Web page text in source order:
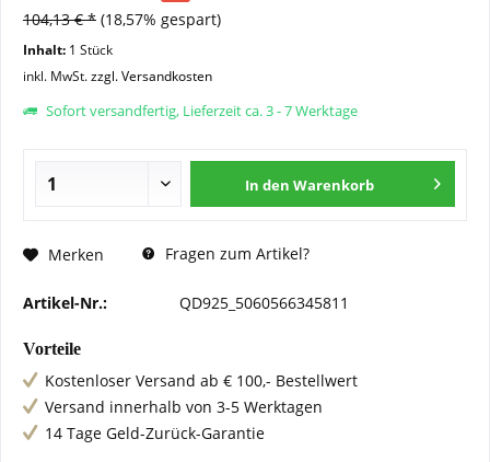
104,13 € * (18,57% gespart)
Inhalt: 1 Stück
inkl. MwSt.zzgl. Versandkosten
Sofort versandfertig, Lieferzeit ca. 3 - 7 Werktage
In den Warenkorb
Merken Fragen zum Artikel?
Artikel-Nr.: QD925_5060566345811
Vorteile
Kostenloser Versand ab € 100,- Bestellwert
Versand innerhalb von 3-5 Werktagen
14 Tage Geld-Zurück-Garantie